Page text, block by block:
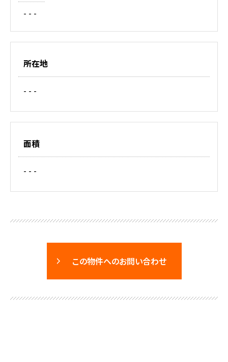
- - -
所在地
- - -
面積
- - -
この物件へのお問い合わせ